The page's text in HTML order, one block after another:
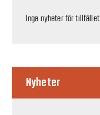
Inga nyheter för tillfället.
Nyheter